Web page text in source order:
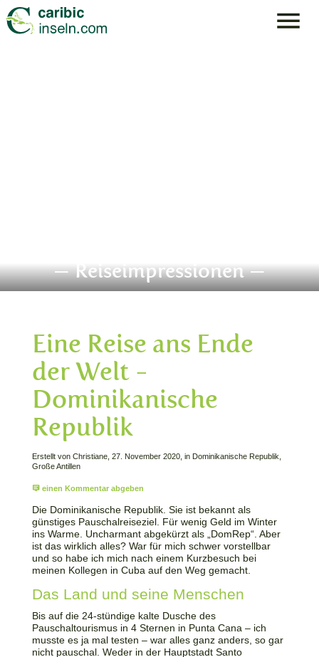
— Reiseimpressionen —
Eine Reise ans Ende
der Welt -
Dominikanische
Republik
Erstellt von Christiane, 27. November 2020, in Dominikanische Republik,
Große Antillen
einen Kommentar abgeben
Die Dominikanische Republik. Sie ist bekannt als
günstiges Pauschalreiseziel. Für wenig Geld im Winter
ins Warme. Uncharmant abgekürzt als „DomRep“. Aber
ist das wirklich alles? War für mich schwer vorstellbar
und so habe ich mich nach einem Kurzbesuch bei
meinen Kollegen in Cuba auf den Weg gemacht.
Das Land und seine Menschen
Bis auf die 24-stündige kalte Dusche des
Pauschaltourismus in 4 Sternen in Punta Cana – ich
musste es ja mal testen – war alles ganz anders, so gar
nicht pauschal. Weder in der Hauptstadt Santo